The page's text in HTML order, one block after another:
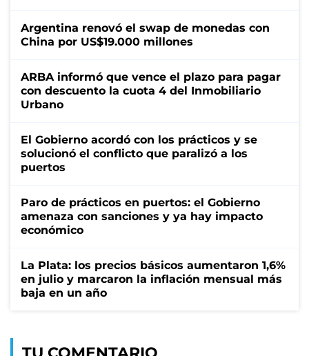
Argentina renovó el swap de monedas con
China por US$19.000 millones
ARBA informó que vence el plazo para pagar
con descuento la cuota 4 del Inmobiliario
Urbano
El Gobierno acordó con los prácticos y se
solucionó el conflicto que paralizó a los
puertos
Paro de prácticos en puertos: el Gobierno
amenaza con sanciones y ya hay impacto
económico
La Plata: los precios básicos aumentaron 1,6%
en julio y marcaron la inflación mensual más
baja en un año